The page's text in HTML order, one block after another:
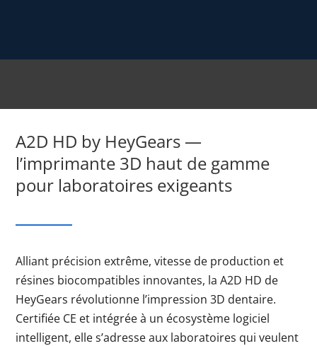
A2D HD by HeyGears —
l’imprimante 3D haut de gamme
pour laboratoires exigeants
Alliant précision extrême, vitesse de production et
résines biocompatibles innovantes, la A2D HD de
HeyGears révolutionne l’impression 3D dentaire.
Certifiée CE et intégrée à un écosystème logiciel
intelligent, elle s’adresse aux laboratoires qui veulent